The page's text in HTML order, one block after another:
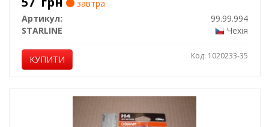
Лампа накаливания, противотуманная фара, Лампа
накаливания, ф
завтра
Артикул:
99.99.994
STARLINE
Чехія
КУПИТИ Код: 1020233-35